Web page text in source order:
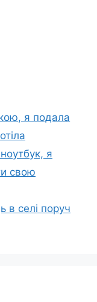
я подала
я
свою
в селі поруч